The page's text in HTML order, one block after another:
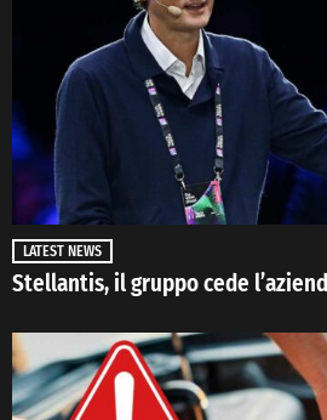
LATEST NEWS
Stellantis, il gruppo cede